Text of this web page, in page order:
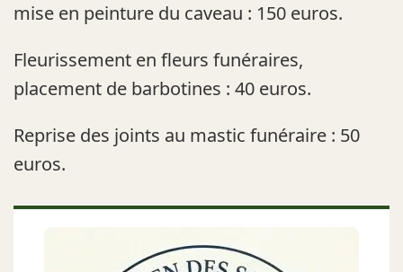
mise en peinture du caveau : 150 euros.
Fleurissement en fleurs funéraires,
placement de barbotines : 40 euros.
Reprise des joints au mastic funéraire : 50
euros.